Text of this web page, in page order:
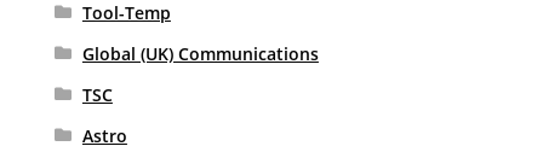
Tool-Temp
Global (UK) Communications
TSC
Astro